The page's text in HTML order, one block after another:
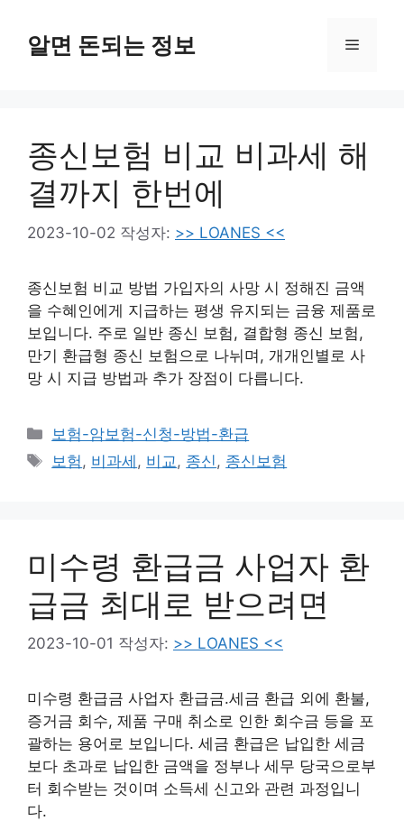
알면 돈되는 정보 메
종신보험 비교 비과세 해
결까지 한번에
2023-10-02 작성자: >> LOANES <<
종신보험 비교 방법 가입자의 사망 시 정해진 금액
을 수혜인에게 지급하는 평생 유지되는 금융 제품로
보입니다. 주로 일반 종신 보험, 결합형 종신 보험,
만기 환급형 종신 보험으로 나뉘며, 개개인별로 사
망 시 지급 방법과 추가 장점이 다릅니다.
카
테
보험-암보험-신청-방법-환급
태
보험 , 비과세 , 비교 , 종신 , 종신보험
미수령 환급금 사업자 환
급금 최대로 받으려면
2023-10-01 작성자: >> LOANES <<
미수령 환급금 사업자 환급금.세금 환급 외에 환불,
증거금 회수, 제품 구매 취소로 인한 회수금 등을 포
괄하는 용어로 보입니다. 세금 환급은 납입한 세금
보다 초과로 납입한 금액을 정부나 세무 당국으로부
터 회수받는 것이며 소득세 신고와 관련 과정입니
다.